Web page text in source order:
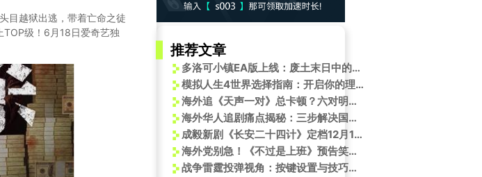
目越狱出逃，带着亡命之徒
TOP级！6月18日爱奇艺独
推荐文章
多洛可小镇EA版上线：废土末日中的治愈系种田冒险
模拟人生4世界选择指南：开启你的理想人生
海外追《天声一对》总卡顿？六对明星夫妻的婚姻故事，让我想起异国恋的酸甜
海外华人追剧痛点揭秘：三步解决国内视频平台地区限制困扰
成毅新剧《长安二十四计》定档12月12日！白发造型惊艳，海外剧迷如何抢先看？
海外党别急！《不过是上班》预告笑疯全网，教你一招搞定“看不了”的烦恼
战争雷霆投弹视角：按键设置与技巧精通指南